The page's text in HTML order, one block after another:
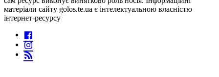
матеріали сайту golos.te.ua є інтелектуальною власністю
інтернет-ресурсу